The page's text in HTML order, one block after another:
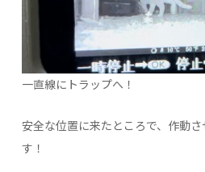
一直線にトラップへ！
安全な位置に来たところで、作動
す！